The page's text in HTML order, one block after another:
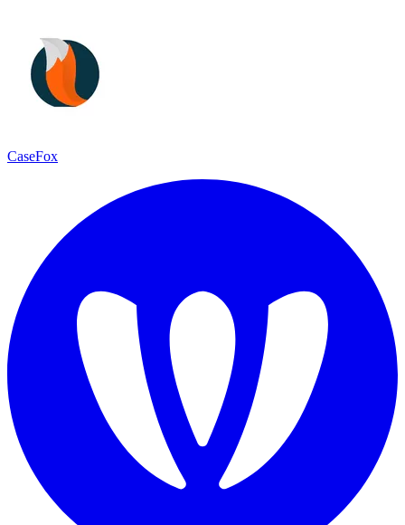
CaseFox